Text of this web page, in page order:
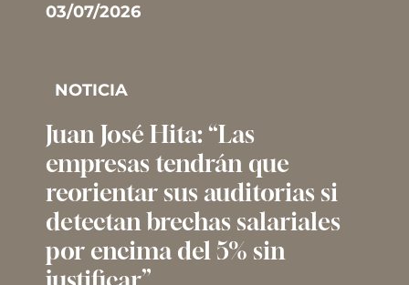
03/07/2026
NOTICIA
Juan José Hita: “Las
empresas tendrán que
reorientar sus auditorias si
detectan brechas salariales
por encima del 5% sin